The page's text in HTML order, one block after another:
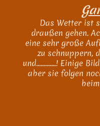
Das Wetter ist
draußen gehen.
eine sehr große
zu schnuppern,
und.............! Einige
aber sie folgen